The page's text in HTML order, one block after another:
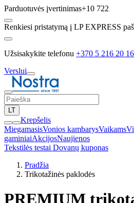
Parduotuvės įvertinimas+10 722
Renkiesi pristatymą į LP EXPRESS
Užsisakykite telefonu +370 5 216 20 16
Verslui
LT
Krepšelis
MiegamasisVonios kambarysVaikams
gaminiaiAkcijosNaujienos
Tekstilės testai Dovanų kuponas
Pradžia
Trikotažinės paklodės
PREMIUM